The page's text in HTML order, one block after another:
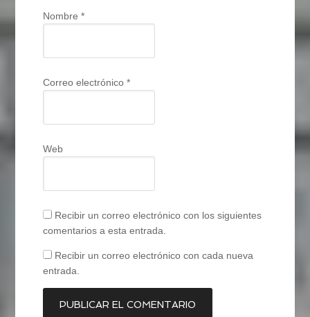
Nombre*
Correo electrónico*
Web
Recibir un correo electrónico con los siguientes
comentarios a esta entrada.
Recibir un correo electrónico con cada nueva
entrada.